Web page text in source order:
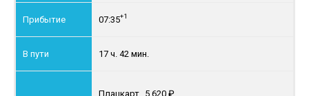
07:35+1
17 ч. 42 мин.
Плацкарт 5 620